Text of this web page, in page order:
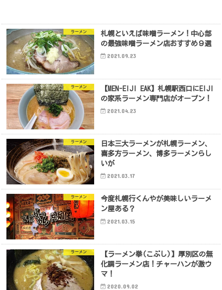
ラーメン
札幌といえば味噌ラーメン！中心部
の最強味噌ラーメン店おすすめ９選
2021.09.23
ラーメン
【MEN-EIJI EAK】札幌駅西口にEIJI
の家系ラーメン専門店がオープン！
2021.04.23
ラーメン
日本三大ラーメンが札幌ラーメン、
喜多方ラーメン、博多ラーメンらし
いが
2021.03.17
ラーメン
今度札幌行くんやが美味しいラーメ
ン屋ある？
2021.03.15
ラーメン
【ラーメン拳(こぶし)】厚別区の無
化調ラーメン店！チャーハンが激ウ
マ！
2020.09.02